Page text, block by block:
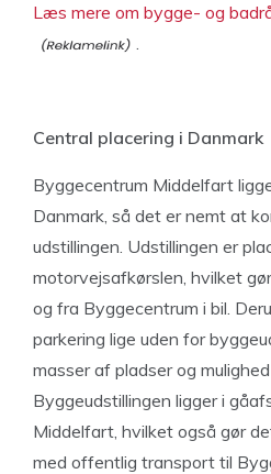
Læs mere om bygge- og
.
Central placering i Danmark
Byggecentrum Middelfart
Danmark, så det er nemt at
udstillingen. Udstillingen er
motorvejsafkørslen, hvilket
og fra Byggecentrum i bil.
parkering lige uden for
masser af pladser og
Byggeudstillingen ligger i
Middelfart, hvilket også gør
med offentlig transport til